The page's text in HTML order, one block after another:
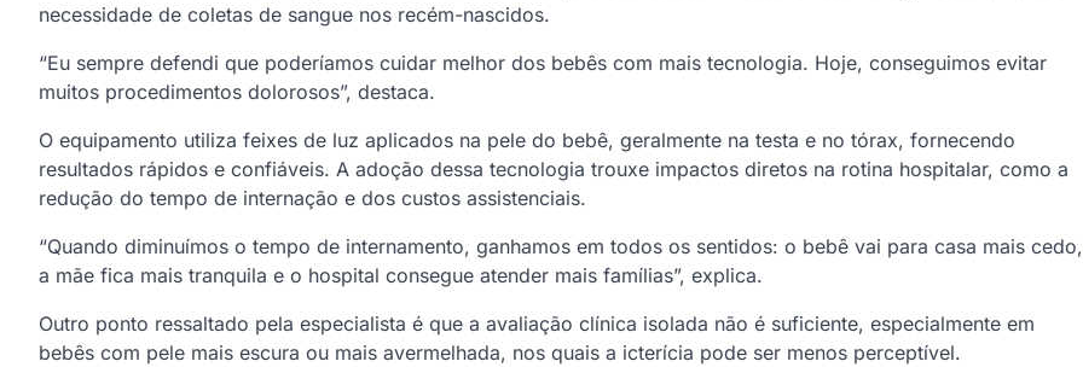
necessidade de coletas de sangue nos recém-nascidos.
“Eu sempre defendi que poderíamos cuidar melhor dos bebês com mais tecnologia. Hoje, conseguimos evitar
muitos procedimentos dolorosos”, destaca.
O equipamento utiliza feixes de luz aplicados na pele do bebê, geralmente na testa e no tórax, fornecendo
resultados rápidos e confiáveis. A adoção dessa tecnologia trouxe impactos diretos na rotina hospitalar, como a
redução do tempo de internação e dos custos assistenciais.
“Quando diminuímos o tempo de internamento, ganhamos em todos os sentidos: o bebê vai para casa mais cedo,
a mãe fica mais tranquila e o hospital consegue atender mais famílias”, explica.
Outro ponto ressaltado pela especialista é que a avaliação clínica isolada não é suficiente, especialmente em
bebês com pele mais escura ou mais avermelhada, nos quais a icterícia pode ser menos perceptível.